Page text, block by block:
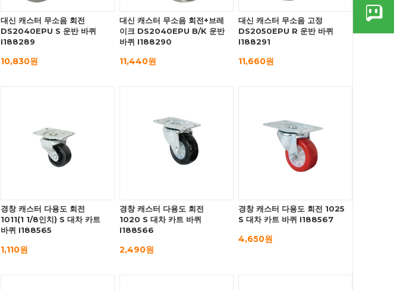
대신 캐스터 무소음 회전
DS2040EPU S 운반 바퀴
I188289
10,830원
대신 캐스터 무소음 회전+브레
이크 DS2040EPU B/K 운반
바퀴 I188290
11,440원
대신 캐스터 무소음 고정
DS2050EPU R 운반 바퀴
I188291
11,660원
경창 캐스터 다용도 회전
1011(1 1/8인치) S 대차 카트
바퀴 I188565
1,110원
경창 캐스터 다용도 회전
1020 S 대차 카트 바퀴
I188566
2,490원
경창 캐스터 다용도 회전 1025
S 대차 카트 바퀴 I188567
4,650원